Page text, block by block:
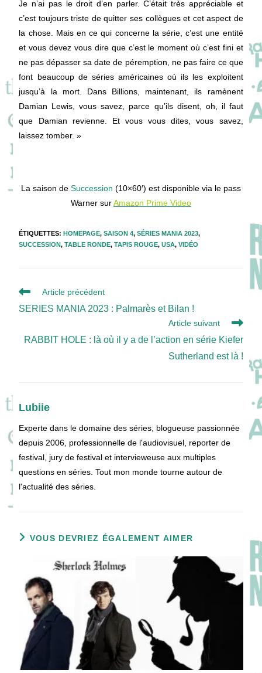
Je n’ai pas le droit d’en parler. C’était très appréciable et
c’est toujours triste de quitter ses collègues et cet aspect de
la chose. Mais en ce qui concerne la série, c’est une entité
et vous devez vous dire que c’est le moment où c’est fini et
ne pas dépasser sa date de péremption, ne pas faire ce que
font beaucoup de séries américaines où ils les exploitent
jusqu’à la mort. Dans Billions, maintenant, ils ramènent
Damian Lewis, vous savez, parce qu’ils disent, oh, il faut
que Damian revienne. Et vous vous dites, vous savez,
laissez tomber. »
La saison de Succession (10×60′) est disponible via le pass
Warner surAmazon Prime Video
ÉTIQUETTES:HOMEPAGE, SAISON 4, SÉRIES MANIA 2023,
SUCCESSION, TABLE RONDE, TAPIS ROUGE, USA, VIDÉO
Read
articles
Article précédent
SERIES MANIA 2023 : Palmarès et Bilan !
Article suivant
RABBIT HOLE : là où il y a de l’action en série Kiefer
Sutherland est là !
Lubiie
Experte dans le domaine des séries, blogueuse passionnée
depuis 2006, professionnelle de l'audiovisuel, reporter de
festival, jury de festival et intervieweuse aux multiples
questions en séries. Tout mon monde tourne autour de
l'actualité des séries.
VOUS DEVRIEZ ÉGALEMENT AIMER